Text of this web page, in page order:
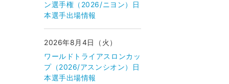
ン選手権（2026/ニヨン）日
本選手出場情報
2026年8月4日（火）
ワールドトライアスロンカッ
プ（2026/アスンシオン）日
本選手出場情報